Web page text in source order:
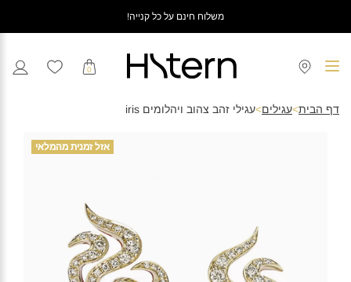
משלוח חינם על כל קנייה!
0
דף הבית>עגילים>עגילי זהב צהוב ויהלומים iris
אזל זמנית מהמלאי